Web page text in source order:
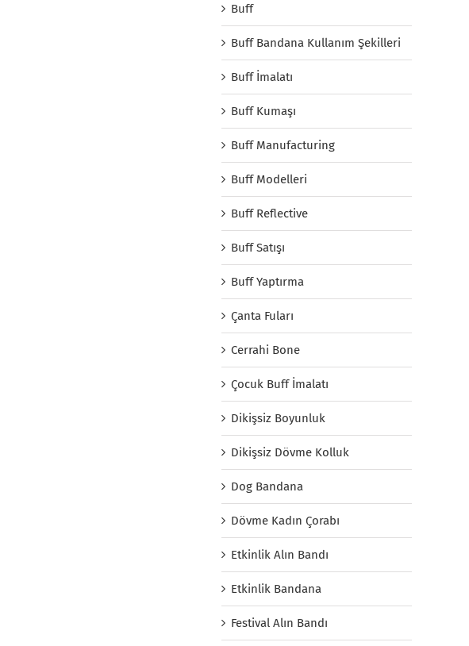
Buff
Buff Bandana Kullanım Şekilleri
Buff İmalatı
Buff Kumaşı
Buff Manufacturing
Buff Modelleri
Buff Reflective
Buff Satışı
Buff Yaptırma
Çanta Fuları
Cerrahi Bone
Çocuk Buff İmalatı
Dikişsiz Boyunluk
Dikişsiz Dövme Kolluk
Dog Bandana
Dövme Kadın Çorabı
Etkinlik Alın Bandı
Etkinlik Bandana
Festival Alın Bandı